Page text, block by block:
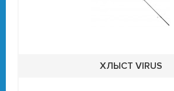
ХЛЫСТ VIRUS